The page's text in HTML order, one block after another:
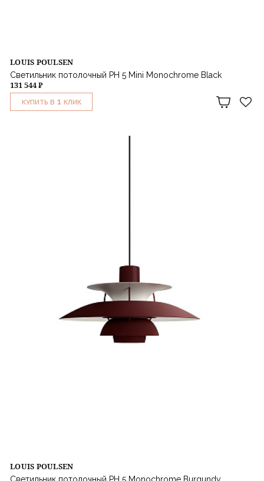
LOUIS POULSEN
Светильник потолочный PH 5 Mini Monochrome Black
131 544 ₽
КУПИТЬ В 1 КЛИК
LOUIS POULSEN